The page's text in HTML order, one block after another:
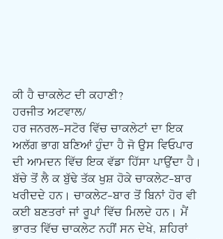
ਕੀ ਹੈ ਚਾਕਲੇਟ ਦੀ ਕਹਾਣੀ?
ਹਰਜੀਤ ਅਟਵਾਲ/
ਹਰ ਜਨਰਲ-ਸਟੋਰ ਵਿੱਚ ਚਾਕਲੇਟਾਂ ਦਾ ਇਕ
ਅਲੱਗ ਭਾਗ ਬਣਿਆਂ ਹੁੰਦਾ ਹੈ ਜੋ ਉਸ ਵਿਓਪਾਰ
ਦੀ ਆਮਦਨ ਵਿੱਚ ਇਕ ਵੱਡਾ ਹਿੱਸਾ ਪਾਉਂਦਾ ਹੈ।
ਬੱਚੇ ਤੋਂ ਲੈ ਕ ਬੁੱਢੇ ਤੱਕ ਖੁਸ਼ ਹੋਕੇ ਚਾਕਲੇਟ-ਬਾਰ
ਖਰੀਦਦੇ ਹਨ। ਚਾਕਲੇਟ-ਬਾਰ ਤੋਂ ਬਿਨਾਂ ਹੋਰ ਵੀ
ਕਈ ਬਣਤਰਾਂ ਜਾਂ ਰੂਪਾਂ ਵਿੱਚ ਮਿਲਦੇ ਹਨ। ਮੈਂ
ਭਾਰਤ ਵਿੱਚ ਚਾਕਲੇਟ ਨਹੀਂ ਸਨ ਦੇਖੇ, ਸ਼ਹਿਰਾਂ